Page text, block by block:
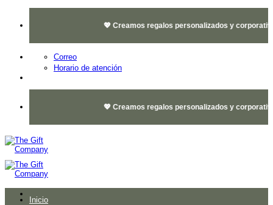
💖 Creamos regalos personalizados y
Correo
Horario de atención
💖 Creamos regalos personalizados y
Inicio